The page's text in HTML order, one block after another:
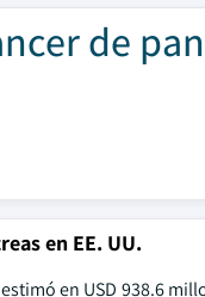
de
en EE. UU.
en USD 938.6